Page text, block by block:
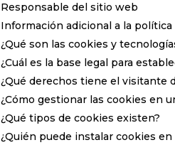
Responsable del sitio web
Información adicional a la
¿Qué son las cookies y
¿Cuál es la base legal para
¿Qué derechos tiene el visitante
¿Cómo gestionar las cookies en
¿Qué tipos de cookies existen?
¿Quién puede instalar cookies